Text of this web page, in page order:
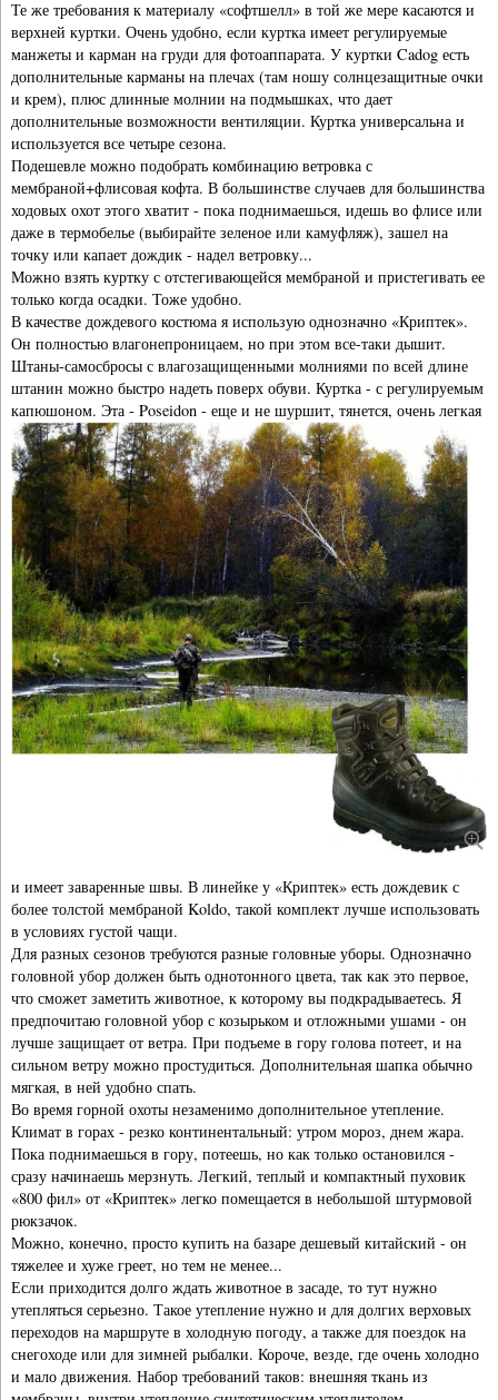
Те же требования к материалу «софтшелл» в той же мере касаются и
верхней куртки. Очень удобно, если куртка имеет регулируемые
манжеты и карман на груди для фотоаппарата. У куртки Cadog есть
дополнительные карманы на плечах (там ношу солнцезащитные очки
и крем), плюс длинные молнии на подмышках, что дает
дополнительные возможности вентиляции. Куртка универсальна и
используется все четыре сезона.
Подешевле можно подобрать комбинацию ветровка с
мембраной+флисовая кофта. В большинстве случаев для большинства
ходовых охот этого хватит - пока поднимаешься, идешь во флисе или
даже в термобелье (выбирайте зеленое или камуфляж), зашел на
точку или капает дождик - надел ветровку...
Можно взять куртку с отстегивающейся мембраной и пристегивать ее
только когда осадки. Тоже удобно.
В качестве дождевого костюма я использую однозначно «Криптек».
Он полностью влагонепроницаем, но при этом все-таки дышит.
Штаны-самосбросы с влагозащищенными молниями по всей длине
штанин можно быстро надеть поверх обуви. Куртка - с регулируемым
капюшоном. Эта - Poseidon - еще и не шуршит, тянется, очень легкая
и имеет заваренные швы. В линейке у «Криптек» есть дождевик с
более толстой мембраной Koldo, такой комплект лучше использовать
в условиях густой чащи.
Для разных сезонов требуются разные головные уборы. Однозначно
головной убор должен быть однотонного цвета, так как это первое,
что сможет заметить животное, к которому вы подкрадываетесь. Я
предпочитаю головной убор с козырьком и отложными ушами - он
лучше защищает от ветра. При подъеме в гору голова потеет, и на
сильном ветру можно простудиться. Дополнительная шапка обычно
мягкая, в ней удобно спать.
Во время горной охоты незаменимо дополнительное утепление.
Климат в горах - резко континентальный: утром мороз, днем жара.
Пока поднимаешься в гору, потеешь, но как только остановился -
сразу начинаешь мерзнуть. Легкий, теплый и компактный пуховик
«800 фил» от «Криптек» легко помещается в небольшой штурмовой
рюкзачок.
Можно, конечно, просто купить на базаре дешевый китайский - он
тяжелее и хуже греет, но тем не менее...
Если приходится долго ждать животное в засаде, то тут нужно
утепляться серьезно. Такое утепление нужно и для долгих верховых
переходов на маршруте в холодную погоду, а также для поездок на
снегоходе или для зимней рыбалки. Короче, везде, где очень холодно
и мало движения. Набор требований таков: внешняя ткань из